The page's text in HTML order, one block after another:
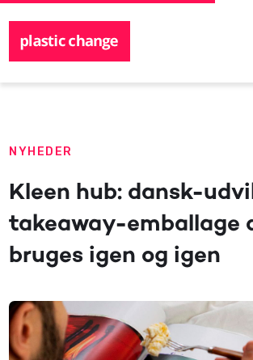
NYHEDER
Kleen hub: dansk-
takeaway-emballage
bruges igen og igen